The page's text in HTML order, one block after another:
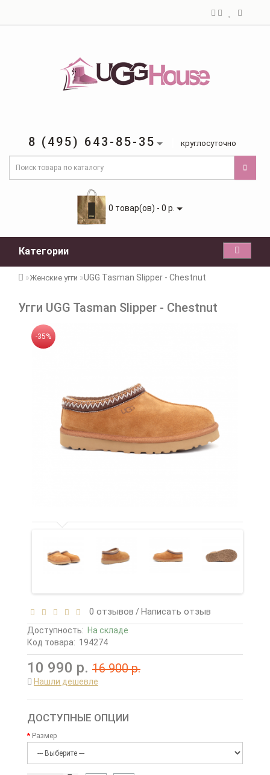
8 (495) 643-85-35 круглосуточно
0 товар(ов) - 0 р.
Категории
Женские угги UGG Tasman Slipper - Chestnut
Угги UGG Tasman Slipper - Chestnut
-35%
0 отзывов /Написать отзыв
Доступность: На складе
Код товара: 194274
10 990 р. 16 900 р.
Нашли дешевле
ДОСТУПНЫЕ ОПЦИИ
Размер